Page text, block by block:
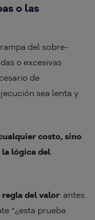
o las
del sobre-
o excesivas
de
sea lenta y
costo, sino
lógica del
regla del valor: antes
“¿esta prueba